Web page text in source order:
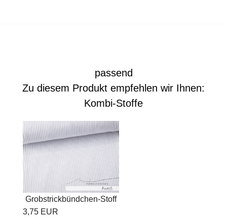
passend
Zu diesem Produkt empfehlen wir Ihnen:
Kombi-Stoffe
Grobstrickbündchen-Stoff
3,75 EUR